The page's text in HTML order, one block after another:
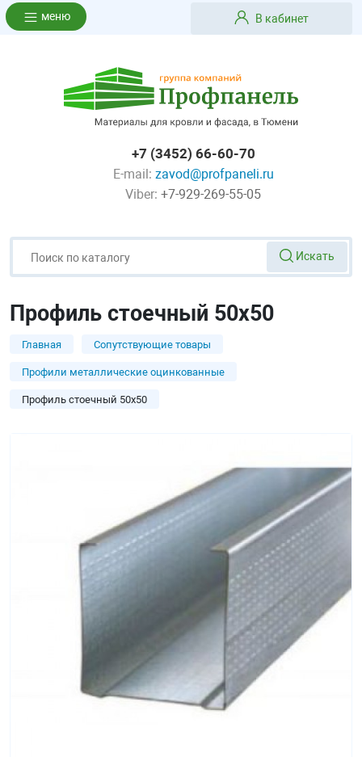
В кабинет
+7 (3452) 66-60-70
E-mail: zavod@profpaneli.ru
Viber: +7-929-269-55-05
Искать
Профиль стоечный 50х50
Главная Сопутствующие товары
Профили металлические оцинкованные
Профиль стоечный 50х50
меню